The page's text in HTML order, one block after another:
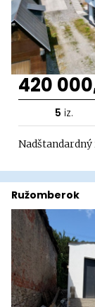
420
5 iz.
Ružomberok